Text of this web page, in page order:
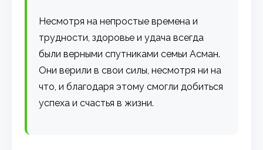
Несмотря на непростые времена и
трудности, здоровье и удача всегда
были верными спутниками семьи Асман.
Они верили в свои силы, несмотря ни на
что, и благодаря этому смогли добиться
успеха и счастья в жизни.